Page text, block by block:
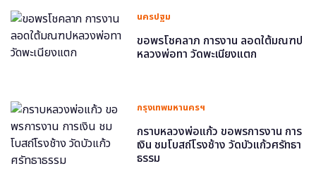
นครปฐม
ขอพรโชคลาภ การงาน ลอดใต้มณฑป
หลวงพ่อทา วัดพะเนียงแตก
กรุงเทพมหานครฯ
กราบหลวงพ่อแก้ว ขอพรการงาน การ
เงิน ชมโบสถ์โรงช้าง วัดบัวแก้วศรัทธา
ธรรม